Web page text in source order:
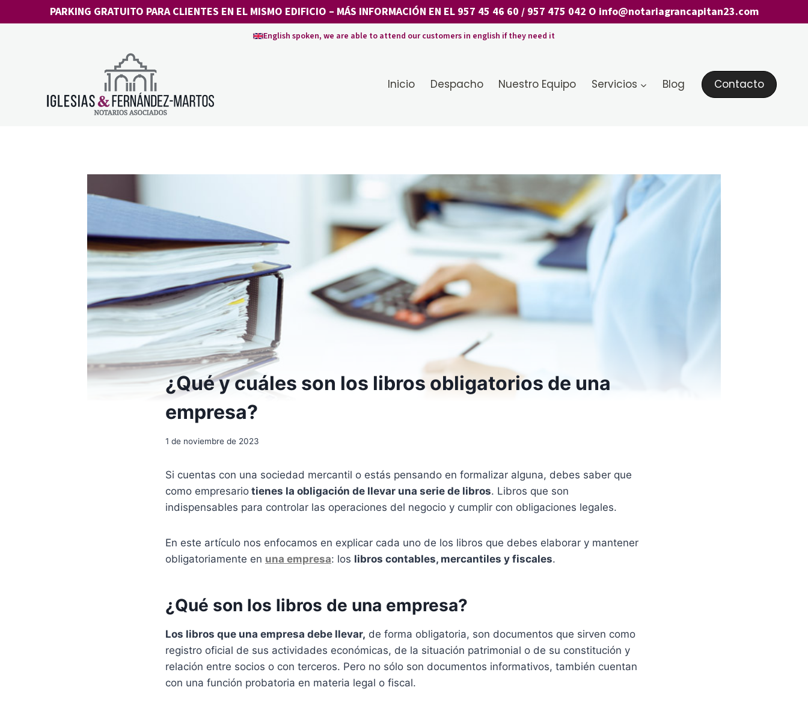
al
PARKING GRATUITO PARA CLIENTES EN EL MISMO EDIFICIO – MÁS INFORMACIÓN EN EL 957 45 46 60 / 957 475 042 O info@notariagrancapitan23.com
English spoken, we are able to attend our customers in english if they need it
Inicio Despacho Nuestro Equipo Servicios Blog Contacto
¿Qué y cuáles son los libros obligatorios de una
empresa?
1 de noviembre de 2023
Si cuentas con una sociedad mercantil o estás pensando en formalizar alguna, debes saber que
como empresario tienes la obligación de llevar una serie de libros. Libros que son
indispensables para controlar las operaciones del negocio y cumplir con obligaciones legales.
En este artículo nos enfocamos en explicar cada uno de los libros que debes elaborar y mantener
obligatoriamente en una empresa: los libros contables, mercantiles y fiscales.
¿Qué son los libros de una empresa?
Los libros que una empresa debe llevar, de forma obligatoria, son documentos que sirven como
registro oficial de sus actividades económicas, de la situación patrimonial o de su constitución y
relación entre socios o con terceros. Pero no sólo son documentos informativos, también cuentan
con una función probatoria en materia legal o fiscal.